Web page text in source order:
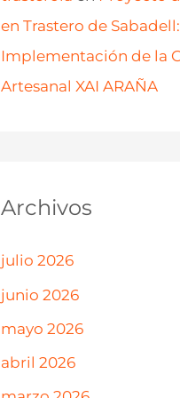
en Trastero de Sabadell:
Implementación de la
Artesanal XAI ARAÑA
Archivos
julio 2026
junio 2026
mayo 2026
abril 2026